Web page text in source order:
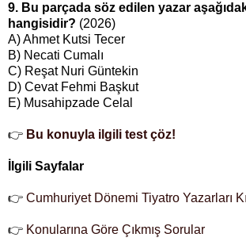
9. Bu parçada söz edilen yazar
hangisidir? (2026)
A) Ahmet Kutsi Tecer
B) Necati Cumalı
C) Reşat Nuri Güntekin
D) Cevat Fehmi Başkut
E) Musahipzade Celal
👉 Bu konuyla ilgili test çöz!
İlgili Sayfalar
👉 Cumhuriyet Dönemi Tiyatro Yazarları
👉 Konularına Göre Çıkmış Sorular